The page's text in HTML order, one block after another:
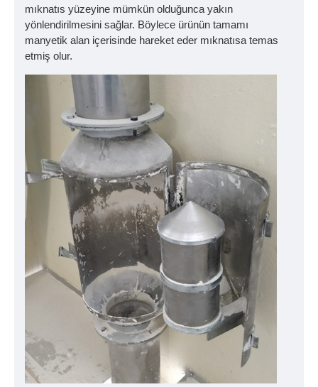
mıknatıs yüzeyine mümkün olduğunca yakın
yönlendirilmesini sağlar. Böylece ürünün tamamı
manyetik alan içerisinde hareket eder mıknatısa temas
etmiş olur.